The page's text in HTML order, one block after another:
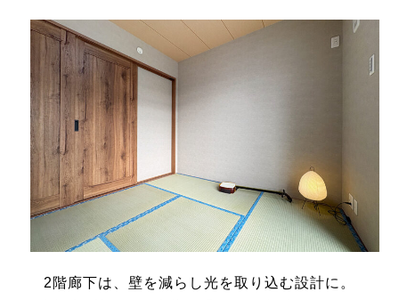
2階廊下は、壁を減らし光を取り込む設計に。